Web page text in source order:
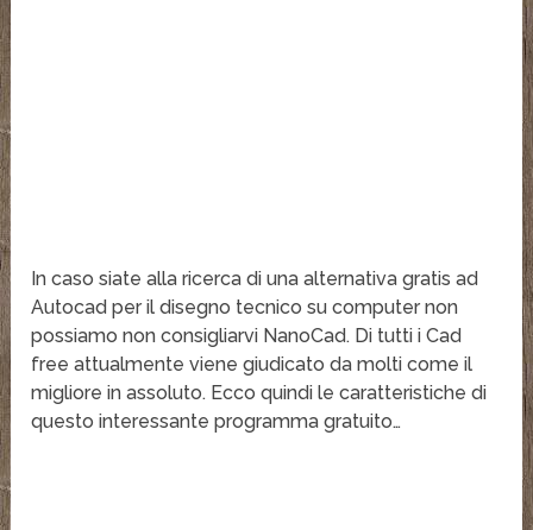
In caso siate alla ricerca di una alternativa gratis ad
Autocad per il disegno tecnico su computer non
possiamo non consigliarvi NanoCad. Di tutti i Cad
free attualmente viene giudicato da molti come il
migliore in assoluto. Ecco quindi le caratteristiche di
questo interessante programma gratuito…